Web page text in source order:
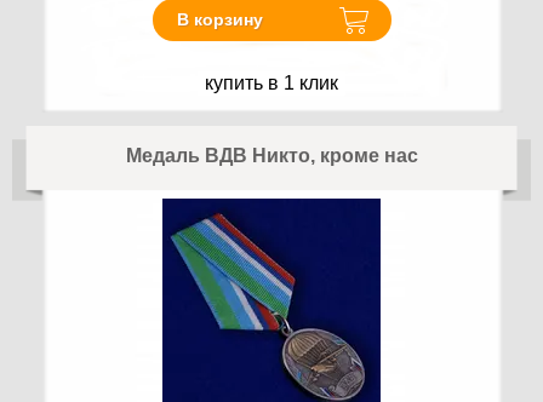
В корзину
купить в 1 клик
Медаль ВДВ Никто, кроме нас